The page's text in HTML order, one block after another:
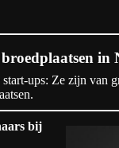
in
ups: Ze zijn van
bij